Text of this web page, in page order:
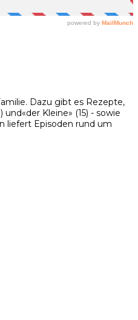
Dazu gibt es Rezepte,
Kleine» (15) - sowie
liefert Episoden rund um